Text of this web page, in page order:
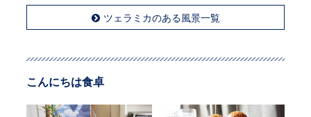
ツェラミカのある風景一覧
こんにちは食卓